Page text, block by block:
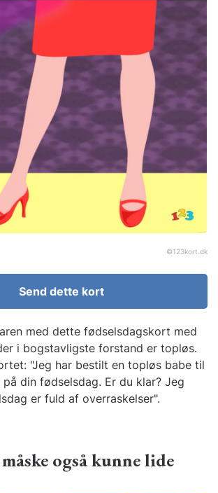
©123kort.dk
Send dette kort
med dette fødselsdagskort med
i bogstavligste forstand er topløs.
"Jeg har bestilt en topløs babe til
din fødselsdag. Er du klar? Jeg
er fuld af overraskelser".
også kunne lide